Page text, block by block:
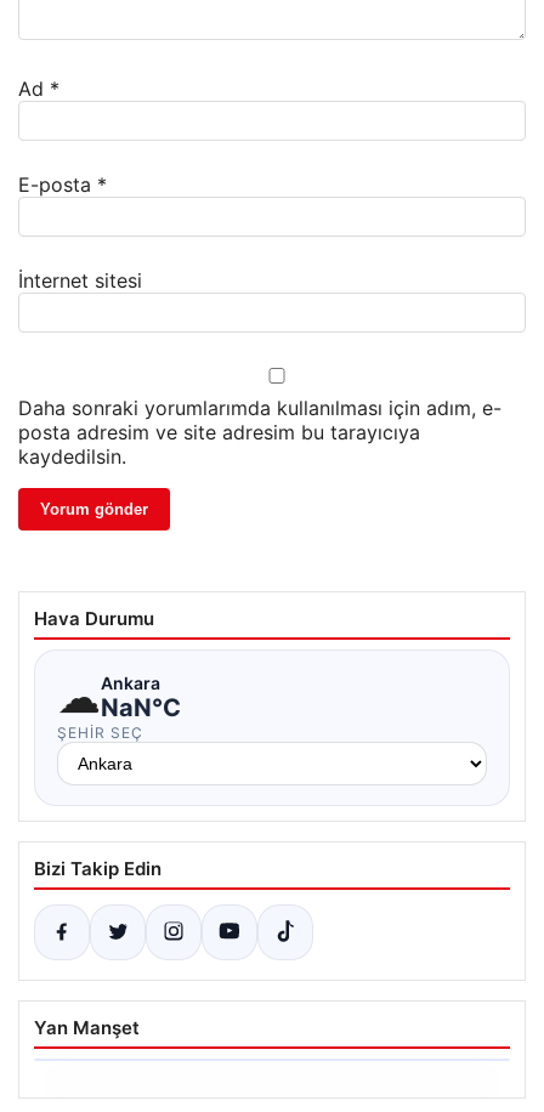
Ad *
E-posta *
İnternet sitesi
Daha sonraki yorumlarımda kullanılması için adım, e-
posta adresim ve site adresim bu tarayıcıya
kaydedilsin.
Hava Durumu
☁Ankara
NaN°C
ŞEHIR SEÇ
Bizi Takip Edin
Yan Manşet
06.08.2026